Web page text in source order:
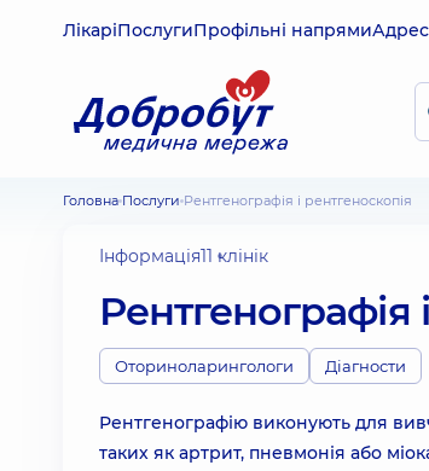
ЛікаріПослугиПрофільні напрями
Головна Послуги Рентгенографія і рентгеноскопія
Інформація11 клінік
Рентгенографія
Оториноларингологи Діагности
Рентгенографію виконують для
таких як артрит, пневмонія або